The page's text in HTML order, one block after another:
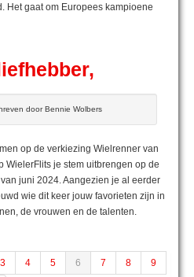
Het gaat om Europees kampioene
door Bennie Wolbers
op de verkiezing Wielrenner van
WielerFlits je stem uitbrengen op de
juni 2024. Aangezien je al eerder
wie dit keer jouw favorieten zijn in
de vrouwen en de talenten.
3 4 5 6 7 8 9